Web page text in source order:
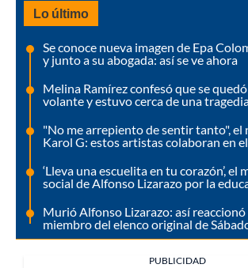
Lo último
Se conoce nueva imagen de Epa
y junto a su abogada: así se ve ahora
Melina Ramírez confesó que se
volante y estuvo cerca de una
"No me arrepiento de sentir tanto", el
Karol G: estos artistas colaboran en
‘Lleva una escuelita en tu corazón’, el
social de Alfonso Lizarazo por la
Murió Alfonso Lizarazo: así
miembro del elenco original de
PUBLICIDAD